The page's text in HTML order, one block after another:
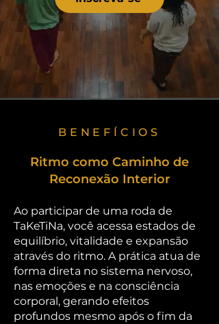
BENEFÍCIOS
Ritmo como Caminho de
Reconexão Interior
Ao participar de uma roda de
TaKeTiNa, você acessa estados de
equilíbrio, vitalidade e expansão
através do ritmo. A prática atua de
forma direta no sistema nervoso,
nas emoções e na consciência
corporal, gerando efeitos
profundos mesmo após o fim da